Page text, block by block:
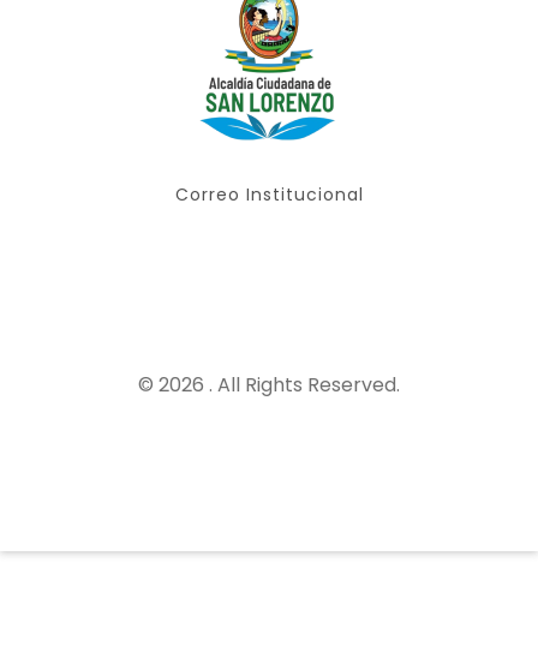
Correo Institucional
© 2026 . All Rights Reserved.